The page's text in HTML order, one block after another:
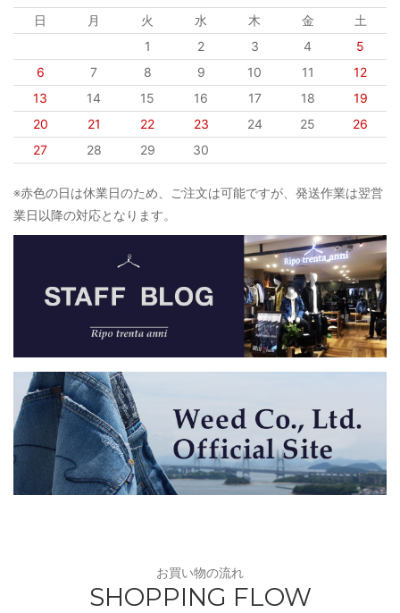
日 月 火 水 木 金
土
1
2 3 4
5
6
7 8 9 10 11
12
13
14 15 16 17 18
19
20
21 22 23 24 25
26
27
28 29 30
※赤色の日は休業日のため、ご注文は可能ですが、発送作業は翌営
業日以降の対応となります。
お買い物の流れ
SHOPPING FLOW